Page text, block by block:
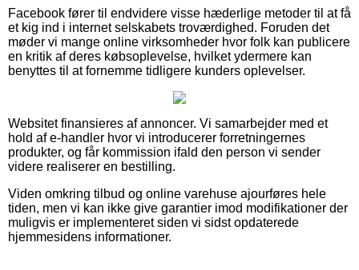
Facebook fører til endvidere visse hæderlige metoder til at få
et kig ind i internet selskabets troværdighed. Foruden det
møder vi mange online virksomheder hvor folk kan publicere
en kritik af deres købsoplevelse, hvilket ydermere kan
benyttes til at fornemme tidligere kunders oplevelser.
Websitet finansieres af annoncer. Vi samarbejder med et
hold af e-handler hvor vi introducerer forretningernes
produkter, og får kommission ifald den person vi sender
videre realiserer en bestilling.
Viden omkring tilbud og online varehuse ajourføres hele
tiden, men vi kan ikke give garantier imod modifikationer der
muligvis er implementeret siden vi sidst opdaterede
hjemmesidens informationer.